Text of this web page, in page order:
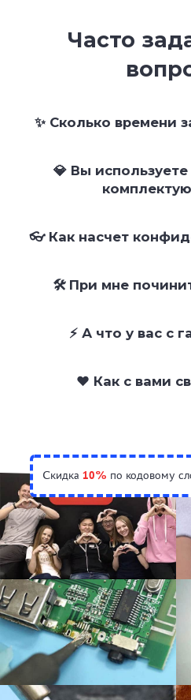
Часто
✨ Сколько времени
💎 Вы
👓 Как насчет
🛠 При мне
⚡ А что у вас с
❤️ Как с вами
Скидка 10% по кодовому